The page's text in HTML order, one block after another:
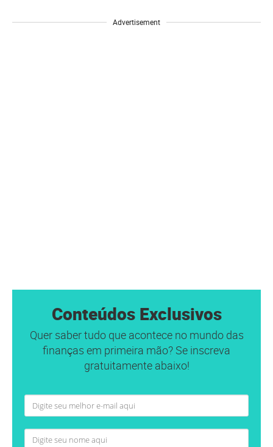
Advertisement
Conteúdos Exclusivos
Quer saber tudo que acontece no mundo das
finanças em primeira mão? Se inscreva
gratuitamente abaixo!